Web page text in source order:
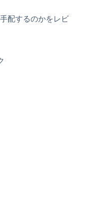
配するのかをレビ